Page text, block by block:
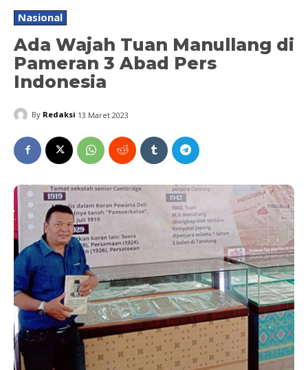
Nasional
Ada Wajah Tuan Manullang di
Pameran 3 Abad Pers
Indonesia
By Redaksi 13 Maret 2023